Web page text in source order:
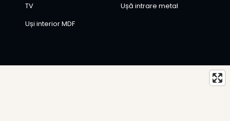
TV
Ușă intrare metal
Uși interior MDF